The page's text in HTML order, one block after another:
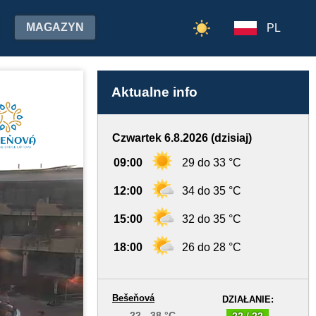
MAGAZYN PL
Aktualne info
Czwartek 6.8.2026 (dzisiaj)
09:00 29 do 33 °C
12:00 34 do 35 °C
15:00 32 do 35 °C
18:00 26 do 28 °C
DZIAŁANIE:
Bešeňová